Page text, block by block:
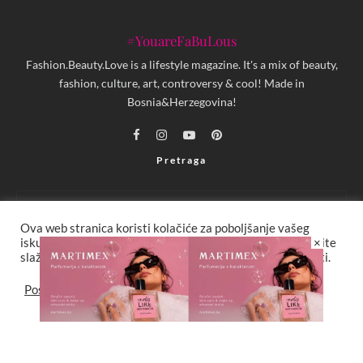
#YouareFaBuLous
Fashion.Beauty.Love is a lifestyle magazine. It's a mix of beauty,
fashion, culture, art, controversy & cool! Made in
Bosnia&Herzegovina!
Pretraga
Copyright © 2013 - 2025 FBL creative. Sva prava zadržana. Developed by:
XStreamThemes
Ova web stranica koristi kolačiće za poboljšanje vašeg
iskustva. Za potpunu funkcionalnost web stranice odaberite
slažem se sa postavkama kolačića i politikama privatnosti.
Postavke Slažem se
×